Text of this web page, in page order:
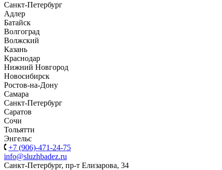
Санкт-Петербург
Адлер
Батайск
Волгоград
Волжский
Казань
Краснодар
Нижний Новгород
Новосибирск
Ростов-на-Дону
Самара
Санкт-Петербург
Саратов
Сочи
Тольятти
Энгельс
+7 (906)-471-24-75
info@sluzhbadez.ru
Санкт-Петербург, пр-т Елизарова, 34